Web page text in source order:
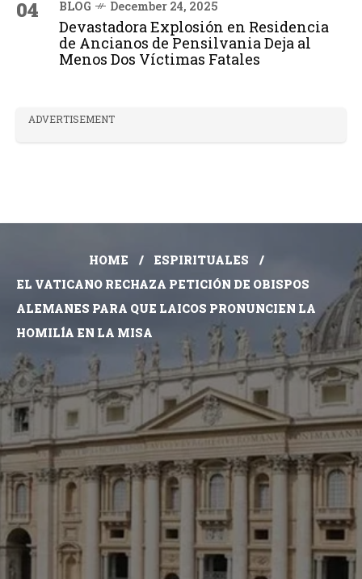
04 BLOG December 24, 2025
Devastadora Explosión en Residencia
de Ancianos de Pensilvania Deja al
Menos Dos Víctimas Fatales
ADVERTISEMENT
HOME
ESPIRITUALES
EL VATICANO RECHAZA PETICIÓN DE OBISPOS
ALEMANES PARA QUE LAICOS PRONUNCIEN LA
HOMILÍA EN LA MISA